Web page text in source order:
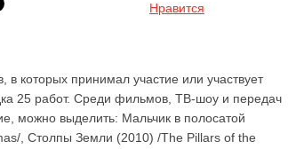
Нравится
которых принимал участие или участвует
25 работ. Среди фильмов, ТВ-шоу и передач
можно выделить: Мальчик в полосатой
, Столпы Земли (2010) /The Pillars of the